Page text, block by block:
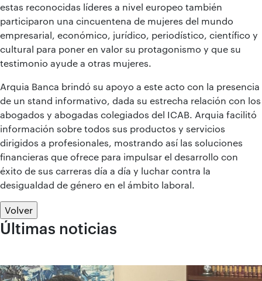
estas reconocidas líderes a nivel europeo también
participaron una cincuentena de mujeres del mundo
empresarial, económico, jurídico, periodístico, científico y
cultural para poner en valor su protagonismo y que su
testimonio ayude a otras mujeres.
Arquia Banca brindó su apoyo a este acto con la presencia
de un stand informativo, dada su estrecha relación con los
abogados y abogadas colegiados del ICAB. Arquia facilitó
información sobre todos sus productos y servicios
dirigidos a profesionales, mostrando así las soluciones
financieras que ofrece para impulsar el desarrollo con
éxito de sus carreras día a día y luchar contra la
desigualdad de género en el ámbito laboral.
Volver
Últimas noticias